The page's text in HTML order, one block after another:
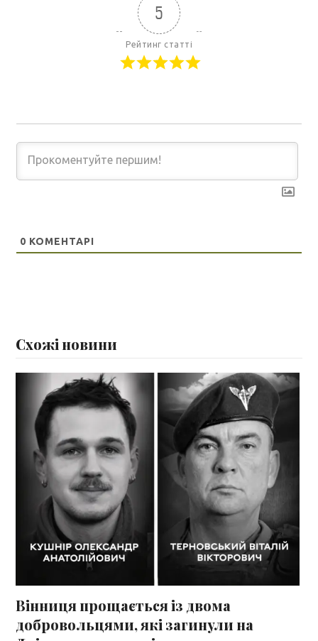
5
Рейтинг статті
0 КОМЕНТАРІ
Схожі новини
Вінниця прощається із двома
добровольцями, які загинули на